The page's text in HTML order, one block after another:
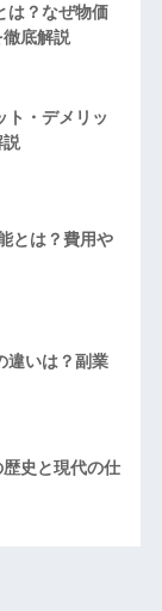
は？なぜ物価
徹底解説
ト・デメリッ
説
とは？費用や
違いは？副業
史と現代の仕